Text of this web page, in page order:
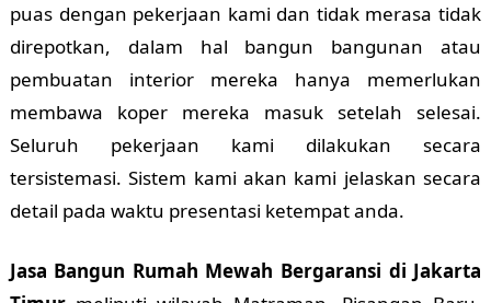
puas dengan pekerjaan kami dan tidak merasa tidak
direpotkan, dalam hal bangun bangunan atau
pembuatan interior mereka hanya memerlukan
membawa koper mereka masuk setelah selesai.
Seluruh pekerjaan kami dilakukan secara
tersistemasi. Sistem kami akan kami jelaskan secara
detail pada waktu presentasi ketempat anda.
Jasa Bangun Rumah Mewah Bergaransi di Jakarta